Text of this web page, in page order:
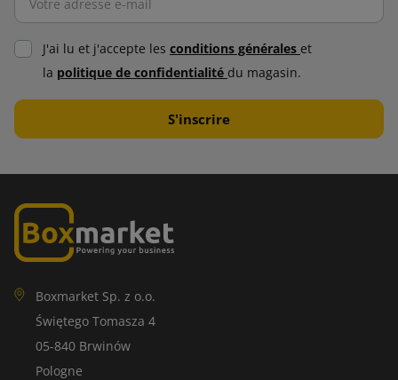
J'ai lu et j'accepte les conditions générales et
la politique de confidentialité du magasin.
Boxmarket Sp. z o.o.
Świętego Tomasza 4
05-840 Brwinów
Pologne